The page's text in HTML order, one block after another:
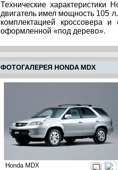
Технические характеристики
двигатель имел мощность 105
комплектацией кроссовера
оформленной «под дерево».
ФОТОГАЛЕРЕЯ HONDA MDX
Honda MDX